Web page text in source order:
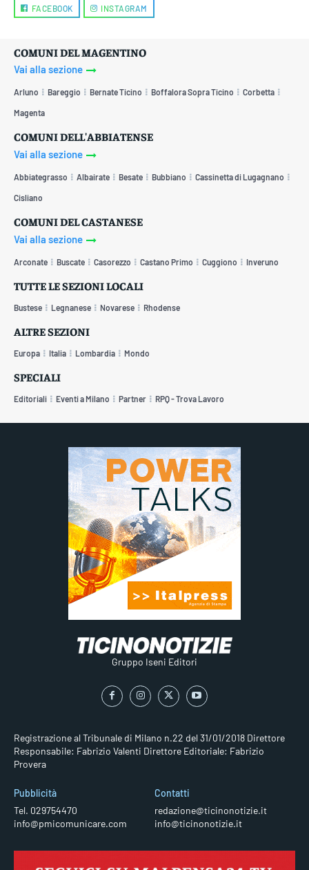
FACEBOOK INSTAGRAM
COMUNI DEL MAGENTINO
Vai alla sezione
Arluno Bareggio Bernate Ticino Boffalora Sopra Ticino Corbetta
Magenta
COMUNI DELL'ABBIATENSE
Vai alla sezione
Abbiategrasso Albairate Besate Bubbiano Cassinetta di Lugagnano
Cisliano
COMUNI DEL CASTANESE
Vai alla sezione
Arconate Buscate Casorezzo Castano Primo Cuggiono Inveruno
TUTTE LE SEZIONI LOCALI
Bustese Legnanese Novarese Rhodense
ALTRE SEZIONI
Europa Italia Lombardia Mondo
SPECIALI
Editoriali Eventi a Milano Partner RPQ - Trova Lavoro
Gruppo Iseni Editori
Registrazione al Tribunale di Milano n.22 del 31/01/2018 Direttore
Responsabile: Fabrizio Valenti Direttore Editoriale: Fabrizio
Provera
Pubblicità
Tel. 029754470
info@pmicomunicare.com
Contatti
redazione@ticinonotizie.it
info@ticinonotizie.it